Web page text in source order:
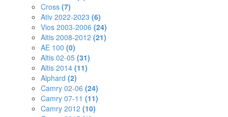
Cross (7)
Ativ 2022-2023 (6)
Vios 2003-2006 (24)
Altis 2008-2012 (21)
AE 100 (0)
Altis 02-05 (31)
Altis 2014 (11)
Alphard (2)
Camry 02-06 (24)
Camry 07-11 (11)
Camry 2012 (10)